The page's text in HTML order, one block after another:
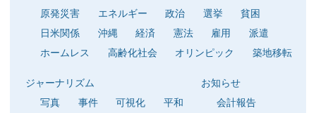
原発災害
エネルギー 政治 選挙
貧困
日米関係
沖縄 経済 憲法 雇用
派遣
ホームレス
高齢化社会 オリンピック 築地移転
ジャーナリズム
写真
事件 可視化 平和
お知らせ
会計報告